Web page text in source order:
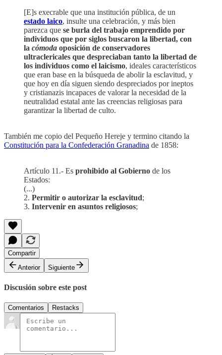
[E]s execrable que una institución pública, de un
estado laico, insulte una celebración, y más bien
parezca que se burla del trabajo emprendido por
individuos que por siglos buscaron la libertad, con
la cómoda oposición de conservadores
ultraclericales que despreciaban tanto la libertad de
los individuos como el laicismo, ideales característicos
que eran base en la búsqueda de abolir la esclavitud, y
que hoy en día siguen siendo despreciados por ineptos
y cristianazis incapaces de valorar la necesidad de la
neutralidad estatal ante las creencias religiosas para
garantizar la libertad de culto.
También me copio del Pequeño Hereje y termino citando la
Constitución para la Confederación Granadina de 1858:
Artículo 11.- Es prohibido al Gobierno de los
Estados:
(...)
2. Permitir o autorizar la esclavitud;
3. Intervenir en asuntos religiosos;
Compartir
Anterior
Siguiente
Discusión sobre este post
Comentarios Restacks